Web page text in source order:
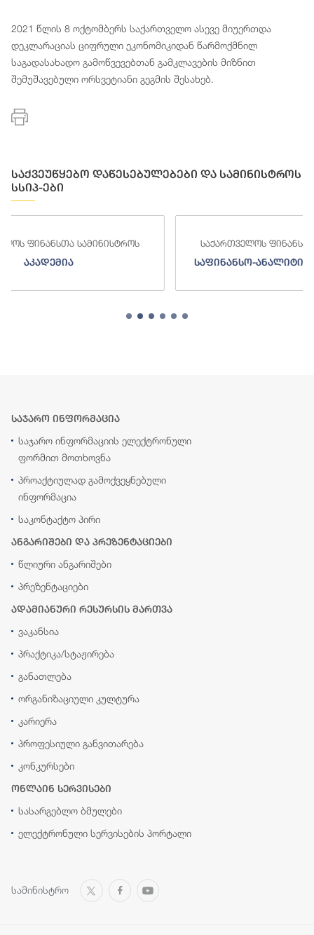
2021 წლის 8 ოქტომბერს საქართველო ასევე მიუერთდა
დეკლარაციას ციფრული ეკონომიკიდან წარმოქმნილ
საგადასახადო გამოწვევებთან გამკლავების მიზნით
შემუშავებული ორსვეტიანი გეგმის შესახებ.
საქვეუწყებო დაწესებულებები და სამინისტროს
სსიპ-ები
საქართველოს ფინანსთა სამინისტროს
საფინანსო-ანალიტიკური სამსახური
საჯარო ინფორმაცია
საჯარო ინფორმაციის ელექტრონული
ფორმით მოთხოვნა
პროაქტიულად გამოქვეყნებული
ინფორმაცია
საკონტაქტო პირი
ანგარიშები და პრეზენტაციები
წლიური ანგარიშები
პრეზენტაციები
ადამიანური რესურსის მართვა
ვაკანსია
პრაქტიკა/სტაჟირება
განათლება
ორგანიზაციული კულტურა
კარიერა
პროფესიული განვითარება
კონკურსები
ონლაინ სერვისები
სასარგებლო ბმულები
ელექტრონული სერვისების პორტალი
სამინისტრო